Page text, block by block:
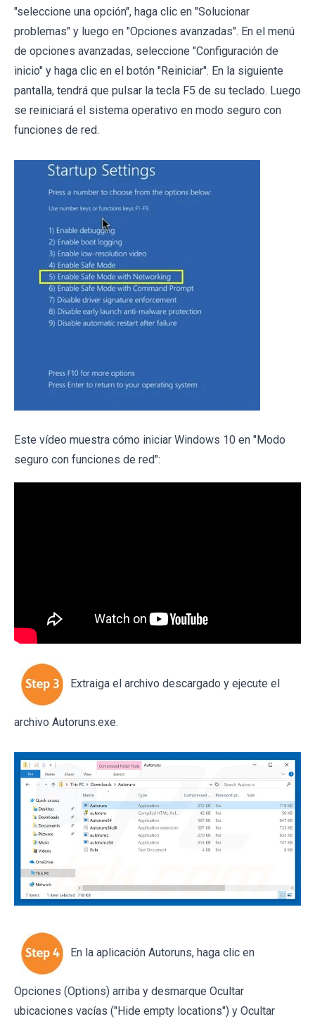
"seleccione una opción", haga clic en "Solucionar
problemas" y luego en "Opciones avanzadas". En el menú
de opciones avanzadas, seleccione "Configuración de
inicio" y haga clic en el botón "Reiniciar". En la siguiente
pantalla, tendrá que pulsar la tecla F5 de su teclado. Luego
se reiniciará el sistema operativo en modo seguro con
funciones de red.
Este vídeo muestra cómo iniciar Windows 10 en "Modo
seguro con funciones de red":
Extraiga el archivo descargado y ejecute el
archivo Autoruns.exe.
En la aplicación Autoruns, haga clic en
Opciones (Options) arriba y desmarque Ocultar
ubicaciones vacías ("Hide empty locations") y Ocultar